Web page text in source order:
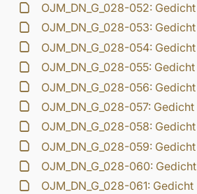
OJM_DN_G_028-052: Gedicht
OJM_DN_G_028-053: Gedicht
OJM_DN_G_028-054: Gedicht
OJM_DN_G_028-055: Gedicht
OJM_DN_G_028-056: Gedicht
OJM_DN_G_028-057: Gedicht
OJM_DN_G_028-058: Gedicht
OJM_DN_G_028-059: Gedicht
OJM_DN_G_028-060: Gedicht
OJM_DN_G_028-061: Gedicht